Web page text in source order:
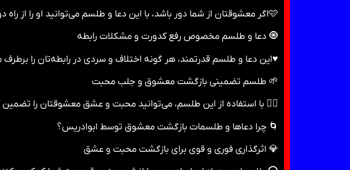
🩷اگر معشوقتان از شما دور باشد، با این دعا و طلسم می‌توانید او را از راه دور به سمت خود جذب کنید و رابطه‌تان را به حالت عادی بازگردانید.
🧿 دعا و طلسم مخصوص رفع کدورت و مشکلات رابطه
♥️این دعا و طلسم قدرتمند، هر گونه اختلاف و سردی در رابطه‌تان را
🌱 طلسم تضمینی بازگشت معشوق و جلب محبت
⛓‍💥 با استفاده از این طلسم، می‌توانید محبت و عشق معشوقتان را
🌀 چرا دعاها و طلسمات بازگشت معشوق توسط ابوادریس؟
💎 اثرگذاری فوری و قوی برای بازگشت محبت و عشق